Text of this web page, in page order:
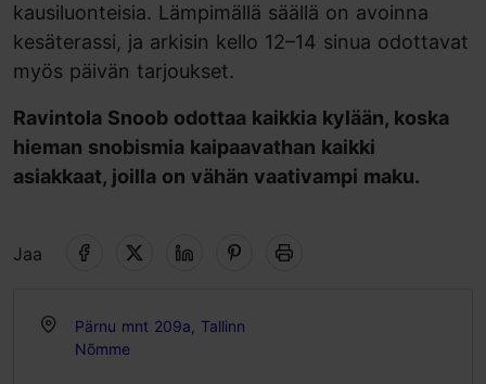
kausiluonteisia. Lämpimällä säällä on avoinna
kesäterassi, ja arkisin kello 12–14 sinua odottavat
myös päivän tarjoukset.
Ravintola Snoob odottaa kaikkia kylään, koska
hieman snobismia kaipaavathan kaikki
asiakkaat, joilla on vähän vaativampi maku.
Jaa
Pärnu mnt 209a, Tallinn
Nõmme